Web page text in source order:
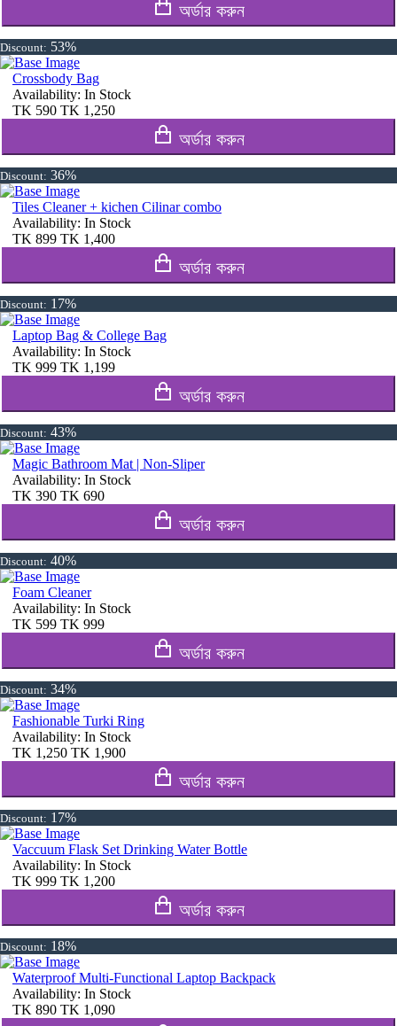
অর্ডার করুন
Discount: 53%
Crossbody Bag
Availability: In Stock
TK 590 TK 1,250
অর্ডার করুন
Discount: 36%
Tiles Cleaner + kichen Cilinar combo
Availability: In Stock
TK 899 TK 1,400
অর্ডার করুন
Discount: 17%
Laptop Bag & College Bag
Availability: In Stock
TK 999 TK 1,199
অর্ডার করুন
Discount: 43%
Magic Bathroom Mat | Non-Sliper
Availability: In Stock
TK 390 TK 690
অর্ডার করুন
Discount: 40%
Foam Cleaner
Availability: In Stock
TK 599 TK 999
অর্ডার করুন
Discount: 34%
Fashionable Turki Ring
Availability: In Stock
TK 1,250 TK 1,900
অর্ডার করুন
Discount: 17%
Vaccuum Flask Set Drinking Water Bottle
Availability: In Stock
TK 999 TK 1,200
অর্ডার করুন
Discount: 18%
Waterproof Multi-Functional Laptop Backpack
Availability: In Stock
TK 890 TK 1,090